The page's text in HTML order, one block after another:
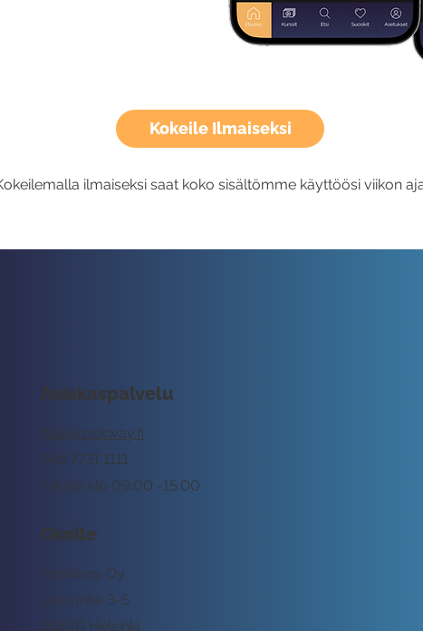
Kokeile Ilmaiseksi
ilmaiseksi saat koko sisältömme käyttöösi viikon
Asiakaspalvelu
tuki@rockway.fi
Arkisin klo 09:00 -15:00
045 7731 1111
Osoite
Rockway Oy
Lemuntie 3-5
00510 Helsinki